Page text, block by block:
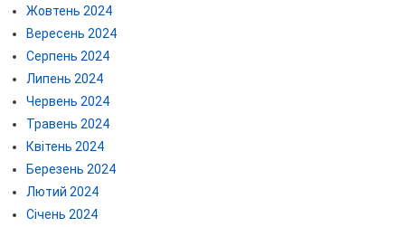
Жовтень 2024
Вересень 2024
Серпень 2024
Липень 2024
Червень 2024
Травень 2024
Квітень 2024
Березень 2024
Лютий 2024
Січень 2024